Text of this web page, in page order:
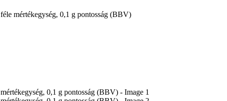
mértékegység, 0,1 g pontosság (BBV)